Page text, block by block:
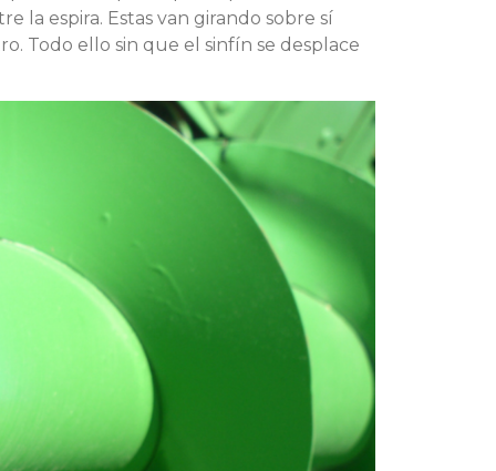
la espira. Estas van girando sobre sí
Todo ello sin que el sinfín se desplace